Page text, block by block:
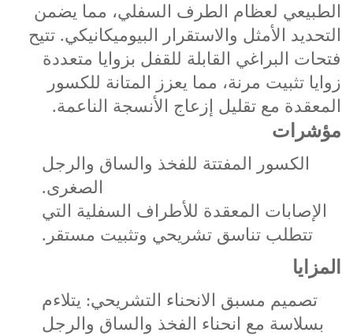
الطبيعي لعظام الطرف السفلي، مما يضمن
التحديد الأمثل والاستقرار البيوميكانيكي. تتيح
فتحات البراغي القابلة للقفل بزوايا متعددة
زوايا تثبيت مرنة، مما يعزز المتانة للكسور
المعقدة مع تقليل إزعاج الأنسجة الناعمة.
مؤشرات
الكسور المفتتة للفخذ والساق والرجل
الصغرى.
الإصابات المعقدة للأطراف السفلية التي
تتطلب تناسق تشريحي وتثبيت مستقر.
المزايا
تصميم مسبق الانحناء التشريحي: يتلاءم
بسلاسة مع انحناء الفخذ والساق والرجل